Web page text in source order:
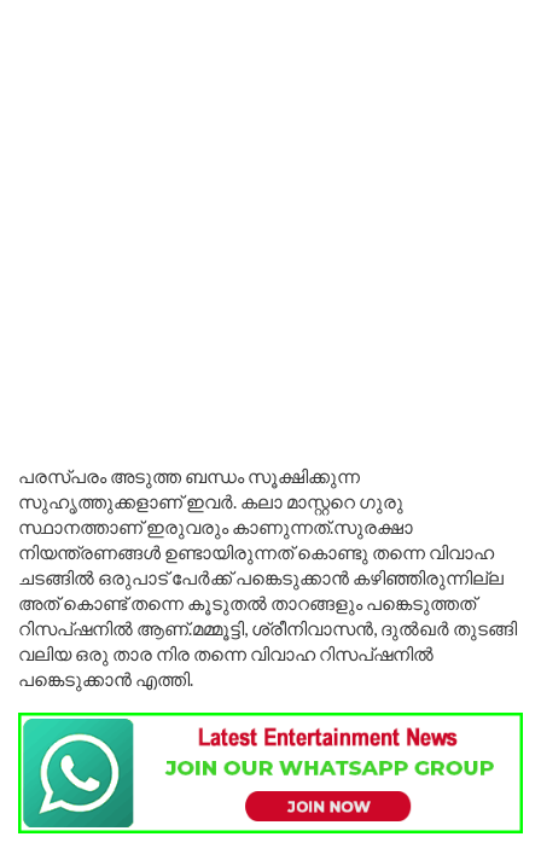
പരസ്പരം അടുത്ത ബന്ധം സൂക്ഷിക്കുന്ന
സുഹൃത്തുക്കളാണ് ഇവർ. കലാ മാസ്റ്ററെ ഗുരു
സ്ഥാനത്താണ് ഇരുവരും കാണുന്നത്.സുരക്ഷാ
നിയന്ത്രണങ്ങൾ ഉണ്ടായിരുന്നത് കൊണ്ടു തന്നെ വിവാഹ
ചടങ്ങിൽ ഒരുപാട് പേർക്ക് പങ്കെടുക്കാൻ കഴിഞ്ഞിരുന്നില്ല
അത് കൊണ്ട് തന്നെ കൂടുതൽ താറങ്ങളും പങ്കെടുത്തത്
റിസപ്‌ഷനിൽ ആണ്.മമ്മൂട്ടി, ശ്രീനിവാസൻ, ദുൽഖർ തുടങ്ങി
വലിയ ഒരു താര നിര തന്നെ വിവാഹ റിസപ്‌ഷനിൽ
പങ്കെടുക്കാൻ എത്തി.